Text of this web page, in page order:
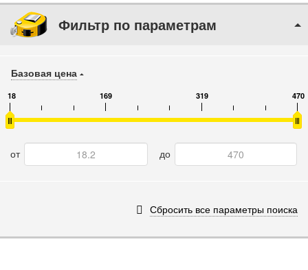
Фильтр по параметрам
Базовая цена
18 169 319 470
от до
Сбросить все параметры поиска